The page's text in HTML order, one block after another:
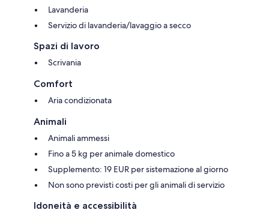
Lavanderia
Servizio di lavanderia/lavaggio a secco
Spazi di lavoro
Scrivania
Comfort
Aria condizionata
Animali
Animali ammessi
Fino a 5 kg per animale domestico
Supplemento: 19 EUR per sistemazione al giorno
Non sono previsti costi per gli animali di servizio
Idoneità e accessibilità